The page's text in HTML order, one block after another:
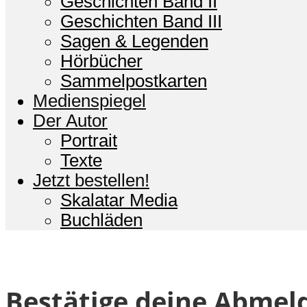
Geschichten Band III
Sagen & Legenden
Hörbücher
Sammelpostkarten
Medienspiegel
Der Autor
Portrait
Texte
Jetzt bestellen!
Skalatar Media
Buchläden